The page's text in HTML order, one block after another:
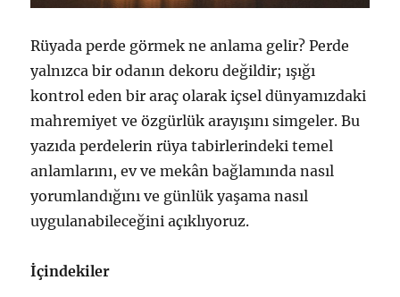
Rüyada perde görmek ne anlama gelir? Perde
yalnızca bir odanın dekoru değildir; ışığı
kontrol eden bir araç olarak içsel dünyamızdaki
mahremiyet ve özgürlük arayışını simgeler. Bu
yazıda perdelerin rüya tabirlerindeki temel
anlamlarını, ev ve mekân bağlamında nasıl
yorumlandığını ve günlük yaşama nasıl
uygulanabileceğini açıklıyoruz.
İçindekiler